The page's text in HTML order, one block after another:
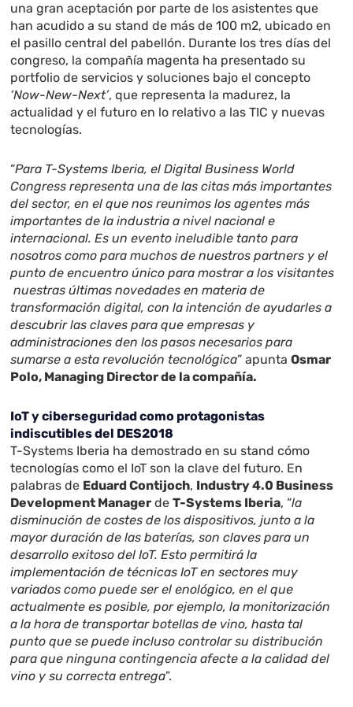
una gran aceptación por parte de los asistentes que
han acudido a su stand de más de 100 m2, ubicado en
el pasillo central del pabellón. Durante los tres días del
congreso, la compañía magenta ha presentado su
portfolio de servicios y soluciones bajo el concepto
‘Now-New-Next’, que representa la madurez, la
actualidad y el futuro en lo relativo a las TIC y nuevas
tecnologías.
“Para T-Systems Iberia, el Digital Business World
Congress representa una de las citas más importantes
del sector, en el que nos reunimos los agentes más
importantes de la industria a nivel nacional e
internacional. Es un evento ineludible tanto para
nosotros como para muchos de nuestros partners y el
punto de encuentro único para mostrar a los visitantes
nuestras últimas novedades en materia de
transformación digital, con la intención de ayudarles a
descubrir las claves para que empresas y
administraciones den los pasos necesarios para
sumarse a esta revolución tecnológica” apuntaOsmar
Polo, Managing Director de la compañía.
IoT y ciberseguridad como protagonistas
indiscutibles del DES2018
T-Systems Iberia ha demostrado en su stand cómo
tecnologías como el IoT son la clave del futuro. En
palabras de Eduard Contijoch, Industry 4.0 Business
Development Manager deT-Systems Iberia, “la
disminución de costes de los dispositivos, junto a la
mayor duración de las baterías, son claves para un
desarrollo exitoso del IoT. Esto permitirá la
implementación de técnicas IoT en sectores muy
variados como puede ser el enológico, en el que
actualmente es posible, por ejemplo, la monitorización
a la hora de transportar botellas de vino, hasta tal
punto que se puede incluso controlar su distribución
para que ninguna contingencia afecte a la calidad del
vino y su correcta entrega”.